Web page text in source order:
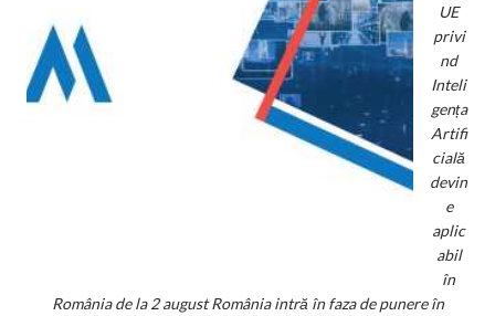
UE
privi
nd
Inteli
gența
Artifi
cială
devin
e
aplic
abil
în
România de la 2 august România intră în faza de punere în